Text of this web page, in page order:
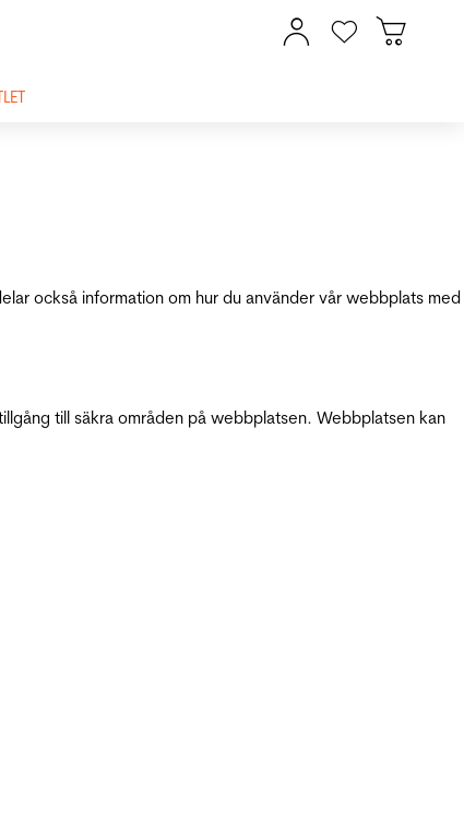
också information om hur du använder vår webbplats med
till säkra områden på webbplatsen. Webbplatsen kan